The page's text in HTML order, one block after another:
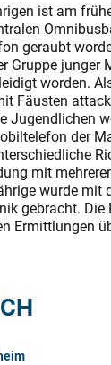
ist am
geraubt
Gruppe junger
worden.
Fäusten
Jugendlichen
der
mit
wurde mit
gebracht.
Ermittlungen